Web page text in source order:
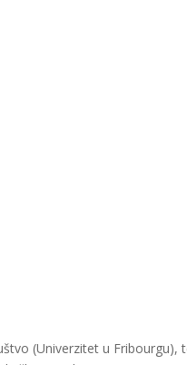
(Univerzitet u Fribourgu),